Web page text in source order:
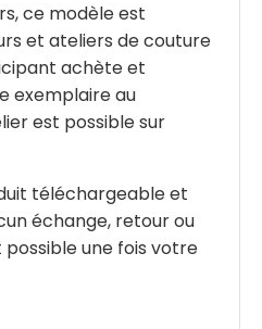
ce modèle est
et ateliers de couture
achète et
exemplaire au
est possible sur
téléchargeable et
échange, retour ou
une fois votre